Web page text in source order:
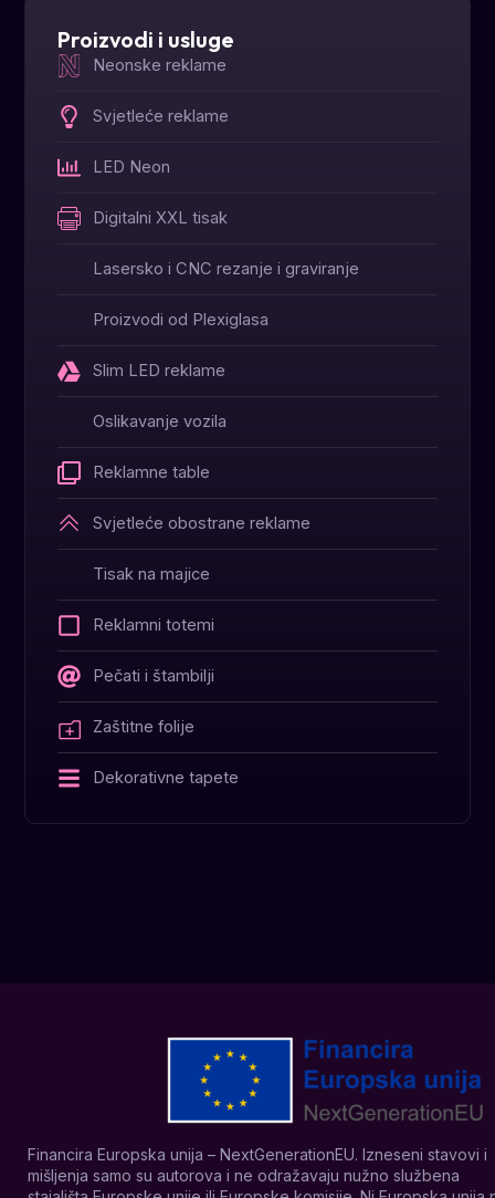
Proizvodi i usluge
Neonske reklame
Svjetleće reklame
LED Neon
Digitalni XXL tisak
Lasersko i CNC rezanje i graviranje
Proizvodi od Plexiglasa
Slim LED reklame
Oslikavanje vozila
Reklamne table
Svjetleće obostrane reklame
Tisak na majice
Reklamni totemi
Pečati i štambilji
Zaštitne folije
Dekorativne tapete
Financira Europska unija – NextGenerationEU. Izneseni stavovi i
mišljenja samo su autorova i ne odražavaju nužno službena